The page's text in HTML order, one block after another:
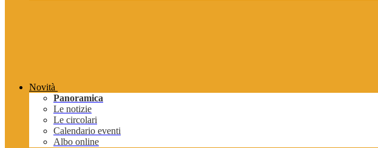
Novità
Panoramica
Le notizie
Le circolari
Calendario eventi
Albo online